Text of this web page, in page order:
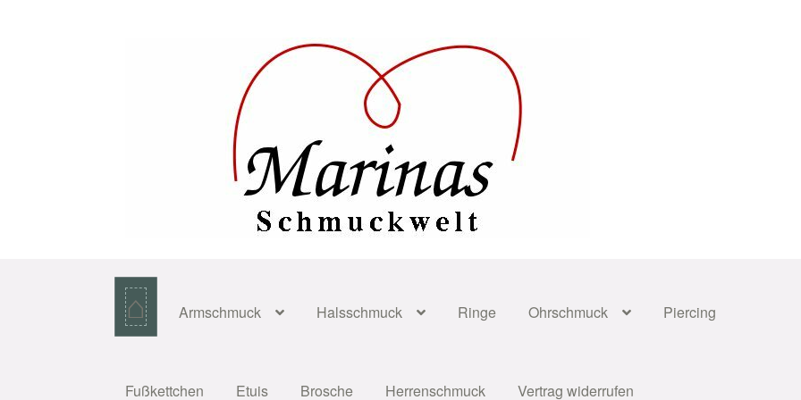
⌂ Armschmuck Halsschmuck Ringe Ohrschmuck Piercing
Fußkettchen Etuis Brosche Herrenschmuck Vertrag widerrufen